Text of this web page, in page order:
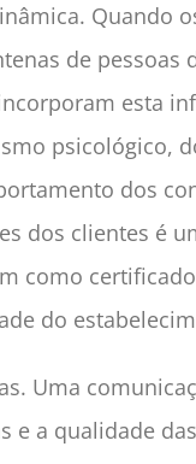
Quando
de pessoas
esta
psicológico,
dos
dos clientes é
como
do
Uma
e a qualidade